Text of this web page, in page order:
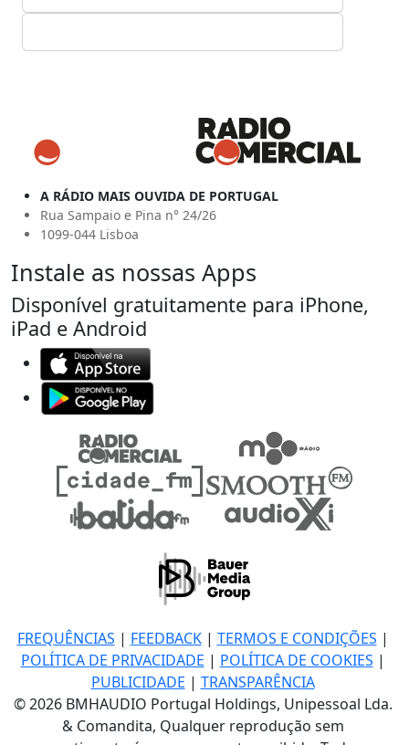
A RÁDIO MAIS OUVIDA DE PORTUGAL
Rua Sampaio e Pina n° 24/26
1099-044 Lisboa
Instale as nossas Apps
Disponível gratuitamente para iPhone,
iPad e Android
FREQUÊNCIAS | FEEDBACK| TERMOS E CONDIÇÕES |
POLÍTICA DE PRIVACIDADE | POLÍTICA DE COOKIES |
PUBLICIDADE | TRANSPARÊNCIA
© 2026 BMHAUDIO Portugal Holdings, Unipessoal Lda.
& Comandita, Qualquer reprodução sem